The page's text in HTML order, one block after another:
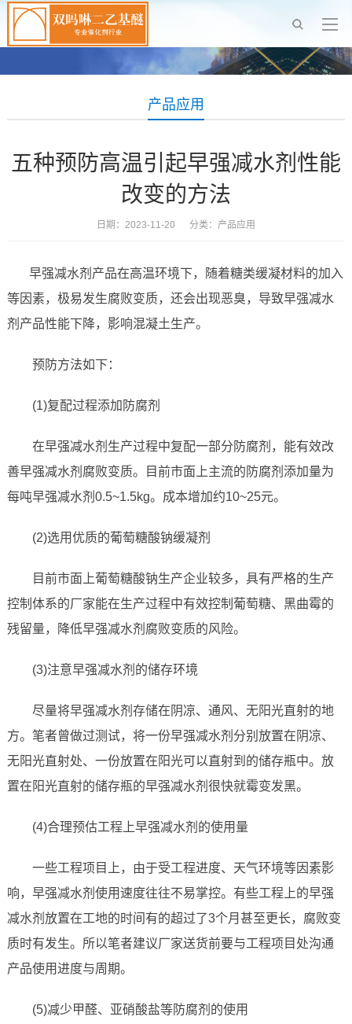
产品应用
五种预防高温引起早强减水剂性能
改变的方法
日期：2023-11-20 分类： 产品应用
早强减水剂产品在高温环境下，随着糖类缓凝材料的加入
等因素，极易发生腐败变质，还会出现恶臭，导致早强减水
剂产品性能下降，影响混凝土生产。
预防方法如下：
(1)复配过程添加防腐剂
在早强减水剂生产过程中复配一部分防腐剂，能有效改
善早强减水剂腐败变质。目前市面上主流的防腐剂添加量为
每吨早强减水剂0.5~1.5kg。成本增加约10~25元。
(2)选用优质的葡萄糖酸钠缓凝剂
目前市面上葡萄糖酸钠生产企业较多，具有严格的生产
控制体系的厂家能在生产过程中有效控制葡萄糖、黑曲霉的
残留量，降低早强减水剂腐败变质的风险。
(3)注意早强减水剂的储存环境
尽量将早强减水剂存储在阴凉、通风、无阳光直射的地
方。笔者曾做过测试，将一份早强减水剂分别放置在阴凉、
无阳光直射处、一份放置在阳光可以直射到的储存瓶中。放
置在阳光直射的储存瓶的早强减水剂很快就霉变发黑。
(4)合理预估工程上早强减水剂的使用量
一些工程项目上，由于受工程进度、天气环境等因素影
响，早强减水剂使用速度往往不易掌控。有些工程上的早强
减水剂放置在工地的时间有的超过了3个月甚至更长，腐败变
质时有发生。所以笔者建议厂家送货前要与工程项目处沟通
产品使用进度与周期。
(5)减少甲醛、亚硝酸盐等防腐剂的使用